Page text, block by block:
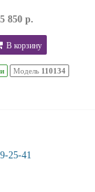
5 850 р.
В корзину
Модель 110134
25-41